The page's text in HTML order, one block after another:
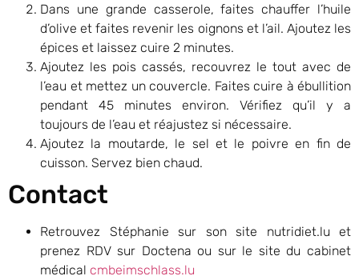
Dans une grande casserole, faites chauffer l’huile
d’olive et faites revenir les oignons et l’ail. Ajoutez les
épices et laissez cuire 2 minutes.
Ajoutez les pois cassés, recouvrez le tout avec de
l’eau et mettez un couvercle. Faites cuire à ébullition
pendant 45 minutes environ. Vérifiez qu’il y a
toujours de l’eau et réajustez si nécessaire.
Ajoutez la moutarde, le sel et le poivre en fin de
cuisson. Servez bien chaud.
Contact
Retrouvez Stéphanie sur son site nutridiet.lu et
prenez RDV sur Doctena ou sur le site du cabinet
médical cmbeimschlass.lu